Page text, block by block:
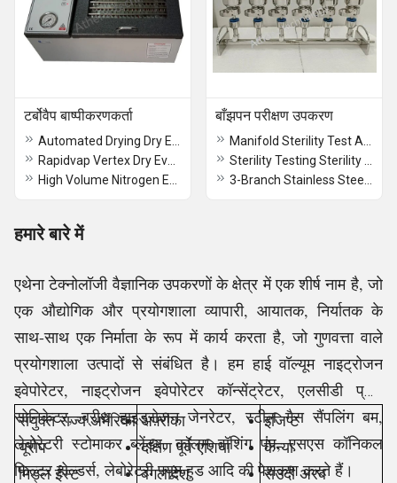
टर्बोवैप बाष्पीकरणकर्ता बाँझपन परीक्षण उपकरण
हमारे बारे में
एथेना टेक्नोलॉजी वैज्ञानिक उपकरणों के क्षेत्र में एक शीर्ष नाम है, जो
एक औद्योगिक और प्रयोगशाला व्यापारी, आयातक, निर्यातक के
साथ-साथ एक निर्माता के रूप में कार्य करता है, जो गुणवत्ता वाले
प्रयोगशाला उत्पादों से संबंधित है। हम हाई वॉल्यूम नाइट्रोजन
इवेपोरेटर, नाइट्रोजन इवेपोरेटर कॉन्सेंट्रेटर, एलसीडी प्रोब
सोनिकेटर, ब्रीथ हाइड्रोजन जेनरेटर, स्टील गैस सैंपलिंग बम,
लेबोरेटरी स्टोमाकर ब्लेंडर, कॉलम वॉशिंग पंप, एसएस कॉनिकल
फिल्टर होल्डर्स, लेबोरेटरी फ्यूम हुड आदि की पेशकश करते हैं।
संयुक्त राज्य अमेरिका
यूरोप
मिड्ल ईस्ट
अफ़्रीका
दक्षिण पूर्व एशिया
बंगलादेश
इजिप्ट
केन्या
सउदी अरब